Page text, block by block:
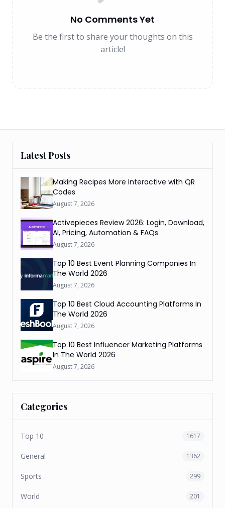
No Comments Yet
Be the first to share your thoughts on this
article!
Latest Posts
Making Recipes More Interactive with QR
Codes
August 7, 2026
Activepieces Review 2026: Login, Download,
AI, Pricing, Automation & FAQs
August 7, 2026
Top 10 Best Event Planning Companies In
The World 2026
August 7, 2026
Top 10 Best Cloud Accounting Platforms In
The World 2026
August 7, 2026
Top 10 Best Influencer Marketing Platforms
In The World 2026
August 7, 2026
Categories
Top 10 1617
General 1362
Sports 299
World 201